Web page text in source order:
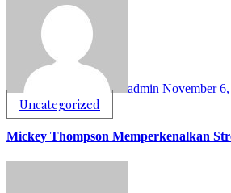
admin November
Uncategorized
Mickey Thompson Memperkenalkan